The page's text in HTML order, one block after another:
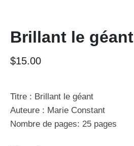
Brillant le géant
$15.00
Titre : Brillant le géant
Auteure : Marie Constant
Nombre de pages: 25 pages